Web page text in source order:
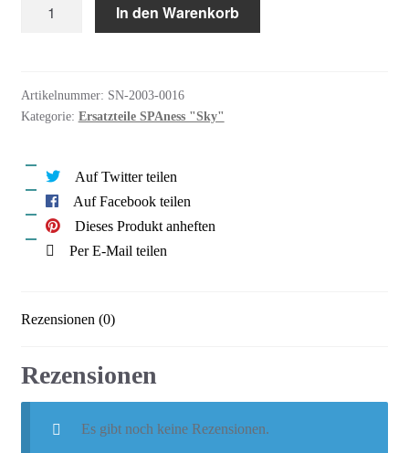
"Sky"
Menge
In den Warenkorb
Artikelnummer: SN-2003-0016
Kategorie: Ersatzteile SPAness "Sky"
Auf Twitter teilen
Auf Facebook teilen
Dieses Produkt anheften
Per E-Mail teilen
Rezensionen (0)
Rezensionen
Es gibt noch keine Rezensionen.